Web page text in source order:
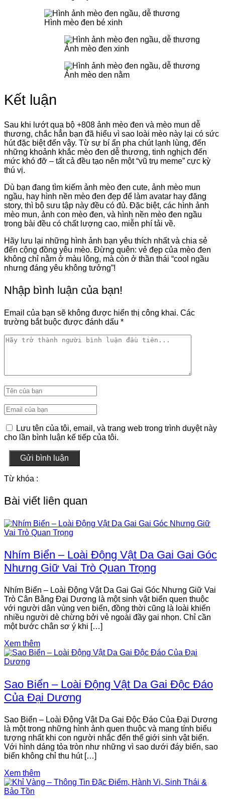
Hình mèo đen bé xinh
Ảnh mèo đen xinh
Ảnh mèo den nằm
Kết luận
Sau khi lướt qua bộ +808 ảnh mèo đen và mèo mun dễ
thương, chắc hẳn bạn đã hiểu vì sao loài mèo này lại có sức
hút đặc biệt đến vậy. Từ sự bí ẩn pha chút lạnh lùng, đến
những khoảnh khắc mèo đen dễ thương, tinh nghịch đến
mức khó đỡ – tất cả đều tạo nên một “vũ trụ meme” cực kỳ
thú vị.
Dù bạn đang tìm kiếm ảnh mèo đen cute, ảnh mèo mun
ngầu, hay hình nền mèo đen đẹp để làm avatar hay đăng
story, thì bộ sưu tập này đều có đủ. Đặc biệt, các hình ảnh
mèo mun, ảnh con mèo đen, và hình nền mèo đen ngầu
trong bài đều có chất lượng cao, miễn phí tải về.
Hãy lưu lại những hình ảnh bạn yêu thích nhất và chia sẻ
đến cộng đồng yêu mèo. Đừng quên: vẻ đẹp của mèo đen
không chỉ nằm ở màu lông, mà còn ở thần thái “cool ngầu
nhưng đáng yêu không tưởng”!
Nhập bình luận của bạn!
Email của bạn sẽ không được hiển thị công khai. Các
trường bắt buộc được đánh dấu *
Lưu tên của tôi, email, và trang web trong trình duyệt này
cho lần bình luận kế tiếp của tôi.
Gửi bình luận
Từ khóa :
Bài viết liên quan
Nhím Biển – Loài Động Vật Da Gai Gai Góc
Nhưng Giữ Vai Trò Quan Trọng
Nhím Biển – Loài Động Vật Da Gai Gai Góc Nhưng Giữ Vai
Trò Cân Bằng Đại Dương là một sinh vật biển quen thuộc
với người dân vùng ven biển, đồng thời cũng là loài khiến
nhiều người dè chừng bởi vẻ ngoài đầy gai nhọn. Chỉ cần
một bước chân sơ ý khi […]
Xem thêm
Sao Biển – Loài Động Vật Da Gai Độc Đáo
Của Đại Dương
Sao Biển – Loài Động Vật Da Gai Độc Đáo Của Đại Dương
là một trong những hình ảnh quen thuộc và mang tính biểu
tượng nhất khi con người nhắc đến thế giới sinh vật biển.
Với hình dáng tỏa tròn như những vì sao dưới đáy biển, sao
biển không chỉ thu hút […]
Xem thêm